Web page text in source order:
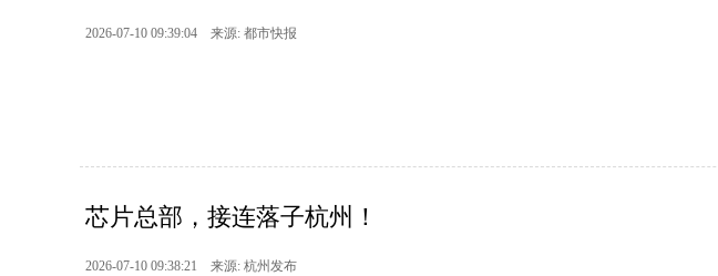
2026-07-10 09:39:04 来源: 都市快报
芯片总部，接连落子杭州！
2026-07-10 09:38:21 来源: 杭州发布